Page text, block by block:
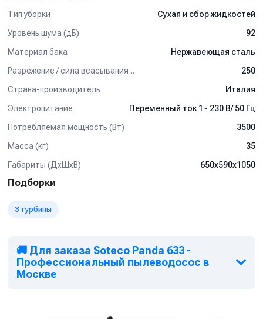
Насадка-щетка круглая, для чистки мебели и батарей -1
Полиэстеровая фильтр-корзина конической формы - 1
Тип уборки
Сухая и сбор жидкостей
Уровень шума (дБ)
92
Материал бака
Нержавеющая сталь
Разрежение / сила всасывания (мбар)
250
Страна-производитель
Италия
Электропитание
Переменный ток 1~ 230 В/ 50 Гц
Потребляемая мощность (Вт)
3500
Масса (кг)
35
Габариты (ДхШхВ)
650х590х1050
Подборки
3 турбины
🚚 Для заказа Soteco Panda 633 -
Профессиональный пылеводосос в
Москве